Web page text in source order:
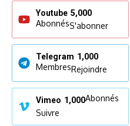
Youtube 5,000
AbonnésS'abonner
Telegram 1,000
MembresRejoindre
Vimeo 1,000Abonnés
Suivre